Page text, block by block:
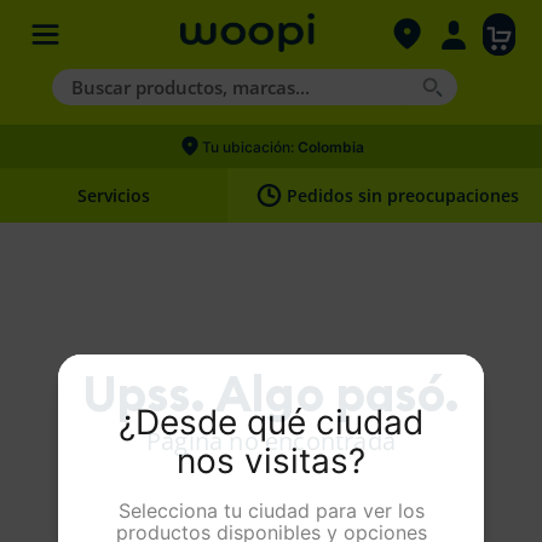
Buscar productos, marcas...
Términos más buscados
2.
nexgard
Tu ubicación: Colombia
Servicios Pedidos sin preocupaciones
Upss. Algo pasó.
Página no encontrada
¿Desde qué ciudad
nos visitas?
Selecciona tu ciudad para ver los
productos disponibles y opciones